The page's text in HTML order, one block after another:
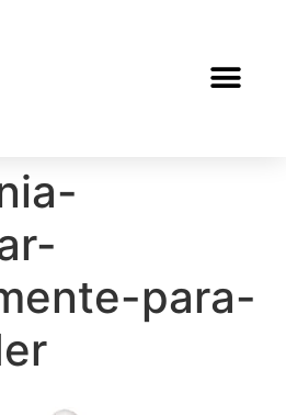
para-